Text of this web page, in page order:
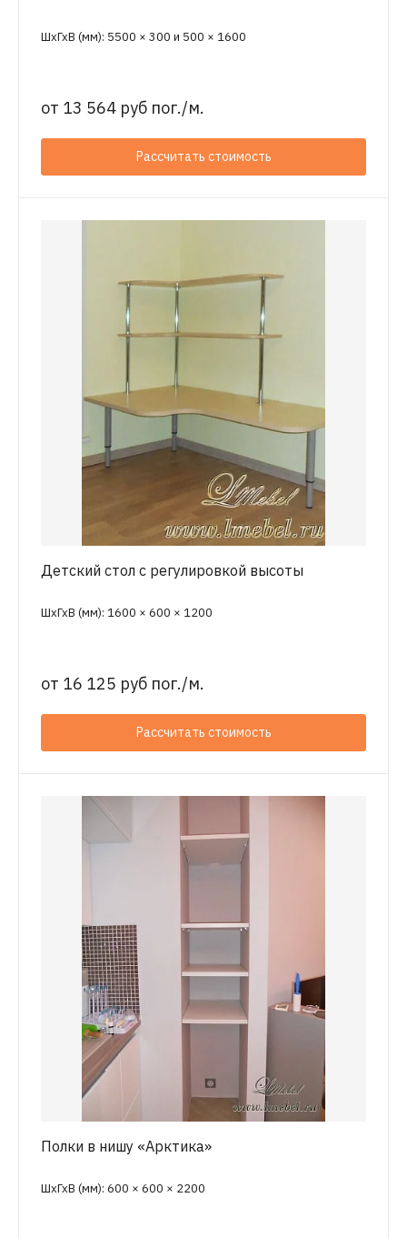
ШхГхВ (мм): 5500 × 300 и 500 × 1600
от 13 564 руб пог./м.
Рассчитать стоимость
Детский стол с регулировкой высоты
ШхГхВ (мм): 1600 × 600 × 1200
от 16 125 руб пог./м.
Рассчитать стоимость
Полки в нишу «Арктика»
ШхГхВ (мм): 600 × 600 × 2200